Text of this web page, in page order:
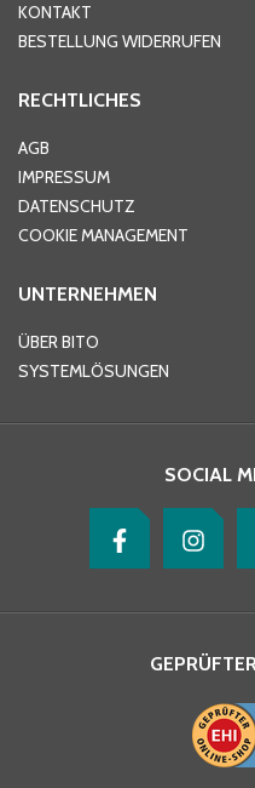
Ort*
Telefon
KONTAKT
BESTELLUNG WIDERRUFEN
RECHTLICHES
AGB
IMPRESSUM
DATENSCHUTZ
COOKIE MANAGEMENT
UNTERNEHMEN
ÜBER BITO
SYSTEMLÖSUNGEN
SOCIAL